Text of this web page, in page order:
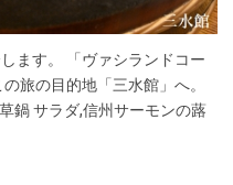
ます。 「ヴァシランドコー
旅の目的地「三水館」へ。
鍋 サラダ,信州サーモンの蕗